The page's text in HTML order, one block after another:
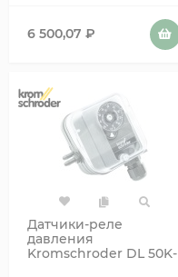
6 500,07 ₽
Датчики-реле
давления
Kromschroder DL 50K-